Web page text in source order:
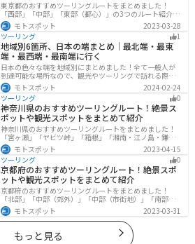
東京都のおすすめツーリングルートをまとめました！
「西部」「中部」「東部（都心）」の3つのルート紹介し
ます。西に行けば奥多摩の自然、東に行けば都心スポッ
トと、自然も街も楽しめるスポットが多数あります。バ
イクで東京都にツーリングに行く際は参考にしてくださ
い。
モトスポット
2023-03-28
ツーリング
1
地域別6箇所、日本の端まとめ｜最北端・最東
端・最西端・最南端に行く
日本の色々な端を地域別にまとめました！全て一般人が
到達可能な場所なので、観光やツーリングで訪れる際の
参考にしてください。
モトスポット
2024-02-24
ツーリング
0
神奈川県のおすすめツーリングルート！絶景ス
ポットや観光スポットをまとめて紹介
神奈川県のおすすめツーリングルートをまとめました！
「宮ヶ瀬」「ヤビツ峠」「箱根」「湘南・江ノ島・鎌
倉」「三浦」「みなとみらい」の6つのルート紹介しま
す。自然豊かなスポット、歴史ある観光名所、都市部で
楽しめるツーリングスポットまで多数あります。バイク
で神奈川県にツーリングに行く際は参考にしてくださ
い。
モトスポット
2023-04-15
ツーリング
0
京都府のおすすめツーリングルート！絶景スポ
ットや観光スポットをまとめて紹介
京都府のおすすめツーリングルートをまとめました！
「北部」「中部（郊外）」「中部（市街地）」「南部」
の4つのルート紹介します。古い町並みや神社仏閣、自然
に囲まれた風光明媚なスポットが数多く存在し、様々な
楽しみ方ができます。バイクで京都府にツーリングに行
く際は参考にしてください。
モトスポット 2023-03-31
もっと見る